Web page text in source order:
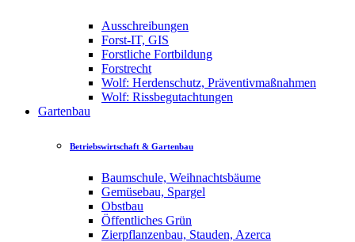
Ausschreibungen
Forst-IT, GIS
Forstliche Fortbildung
Forstrecht
Wolf: Herdenschutz, Präventivmaßnahmen
Wolf: Rissbegutachtungen
Gartenbau
Betriebswirtschaft & Gartenbau
Baumschule, Weihnachtsbäume
Gemüsebau, Spargel
Obstbau
Öffentliches Grün
Zierpflanzenbau, Stauden, Azerca